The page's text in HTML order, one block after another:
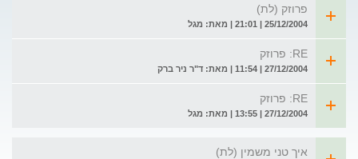
פרוזק (לת)
25/12/2004 | 21:01 | מאת: מגל
RE: פרוזק
27/12/2004 | 11:54 | מאת: ד"ר ניר ברק
RE: פרוזק
27/12/2004 | 13:55 | מאת: מגל
איך טני משמין (לת)